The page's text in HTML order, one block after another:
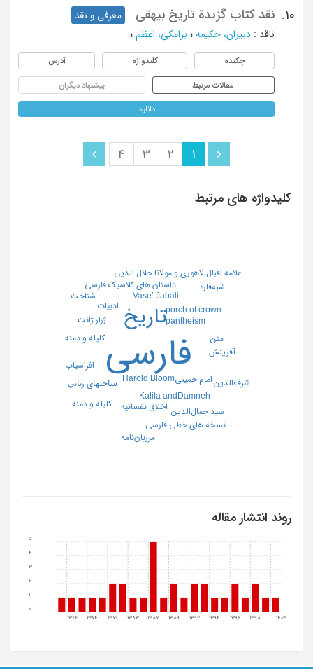
10. نقد کتاب گزیدة تاریخ بیهقی
معرفی و نقد
ناقد : دبیران، حکیمه ؛ برامکی، اعظم ؛
چکیده کلیدواژه آدرس
مقالات مرتبط پیشنهاد دیگران
دانلود
1
2
3
4
کلیدواژه های مرتبط
فارسی
تاریخ
Harold Bloom
Kalila andDamneh
pantheism
porch of crown
Vase’ Jabali
اخلاق نفسانیه
امام خمینی
داستان های کلاسیک فارسی
ژرار ژانت
ﺳﺎﺧﺘﻬﺎي زﺑﺎﻧﻲ
علامه اقبال لاهوری و مولانا جلال الدین
نسخه های خطی فارسی
کلیله و دمنه
آفرینش
ادبیات
افراسیاب
سید جمال‌الدین
شبه‌قاره
شرف‌الدین
شناخت
متن
مرزبان‌نامه
کلیله و دمنه
روند انتشار مقاله
1366 1374 1379 1383 1387 1389 1392 1394 1396 1398 1403
0
1
2
3
4
5